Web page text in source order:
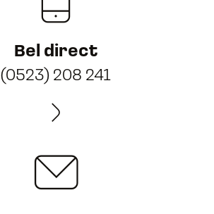
Bel direct
(0523) 208 241